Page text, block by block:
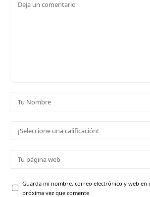
Guarda mi nombre, correo electrónico y web en
próxima vez que comente.